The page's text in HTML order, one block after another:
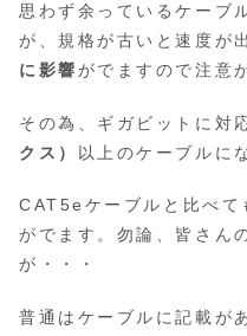
思わず余っているケーブ
が、規格が古いと速度が
に影響 がでますので注意
その為、ギガビットに対
クス）
以上のケーブルに
CAT5eケーブルと比べて
がでます。勿論、皆さん
が・・・
普通はケーブルに記載が